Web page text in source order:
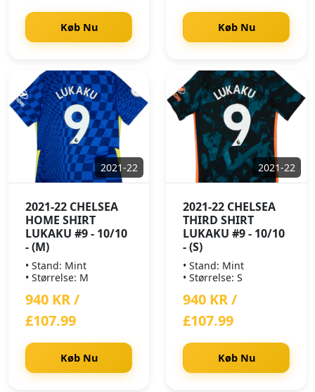
Køb Nu Køb Nu
2021-22
2021-22 CHELSEA
HOME SHIRT
LUKAKU #9 - 10/10
- (M)
• Stand: Mint
• Størrelse: M
940 KR /
£107.99
Køb Nu
2021-22
2021-22 CHELSEA
THIRD SHIRT
LUKAKU #9 - 10/10
- (S)
• Stand: Mint
• Størrelse: S
940 KR /
£107.99
Køb Nu